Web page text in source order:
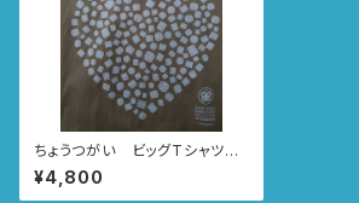
ちょうつがい ビッグTシャツ
カーキ CHOUTSU-GUY♥C
HOUTSU-GIRL
¥4,800